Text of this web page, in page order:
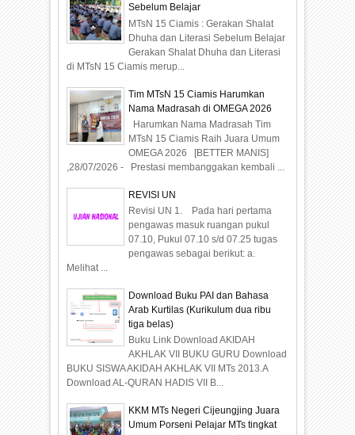
Sebelum Belajar
MTsN 15 Ciamis : Gerakan Shalat
Dhuha dan Literasi Sebelum Belajar
Gerakan Shalat Dhuha dan Literasi
di MTsN 15 Ciamis merup...
Tim MTsN 15 Ciamis Harumkan
Nama Madrasah di OMEGA 2026
Harumkan Nama Madrasah Tim
MTsN 15 Ciamis Raih Juara Umum
OMEGA 2026 [BETTER MANIS]
,28/07/2026 - Prestasi membanggakan kembali ...
REVISI UN
Revisi UN 1. Pada hari pertama
pengawas masuk ruangan pukul
07.10, Pukul 07.10 s/d 07.25 tugas
pengawas sebagai berikut: a.
Melihat ...
Download Buku PAI dan Bahasa
Arab Kurtilas (Kurikulum dua ribu
tiga belas)
Buku Link Download AKIDAH
AKHLAK VII BUKU GURU Download
BUKU SISWA AKIDAH AKHLAK VII MTs 2013.A
Download AL-QURAN HADIS VII B...
KKM MTs Negeri Cijeungjing Juara
Umum Porseni Pelajar MTs tingkat